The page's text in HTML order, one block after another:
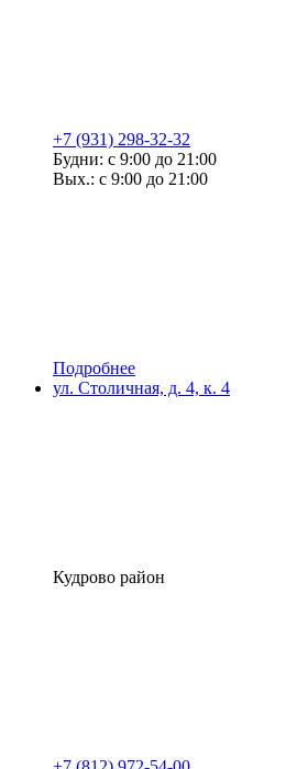
+7 (931) 298-32-32
Будни: с 9:00 до 21:00
Вых.: с 9:00 до 21:00
Подробнее
ул. Столичная, д. 4, к. 4
Кудрово район